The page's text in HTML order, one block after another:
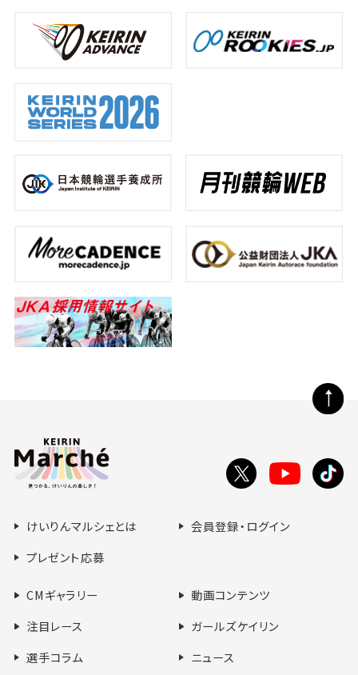
ジ
の
先
X
ェ
Toutube
ェ
けいりんマルシェとは
会員登録・ログイン
プレゼント応募
CMギャラリー
動画コンテンツ
注目レース
ガールズケイリン
選手コラム
ニュース